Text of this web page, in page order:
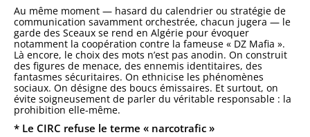
Au même moment — hasard du calendrier ou stratégie de
communication savamment orchestrée, chacun jugera — le
garde des Sceaux se rend en Algérie pour évoquer
notamment la coopération contre la fameuse « DZ Mafia ».
Là encore, le choix des mots n’est pas anodin. On construit
des figures de menace, des ennemis identitaires, des
fantasmes sécuritaires. On ethnicise les phénomènes
sociaux. On désigne des boucs émissaires. Et surtout, on
évite soigneusement de parler du véritable responsable : la
prohibition elle-même.
* Le CIRC refuse le terme « narcotrafic »